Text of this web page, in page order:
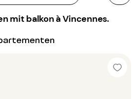
mit balkon à Vincennes.